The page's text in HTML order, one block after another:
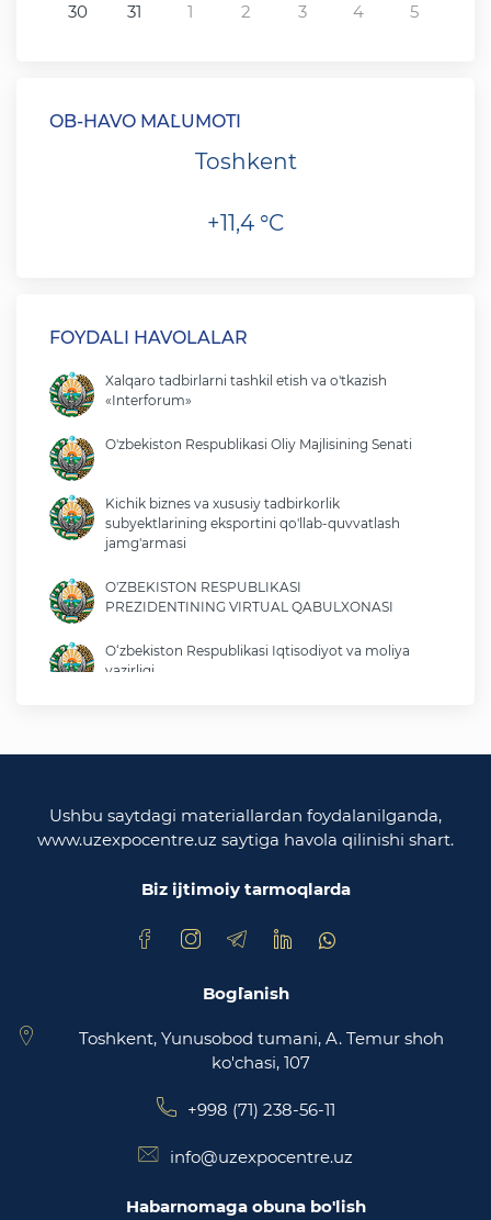
30
31 1 2 3 4 5
OB-HAVO MA`LUMOTI
Toshkent
+11,4 °C
FOYDALI HAVOLALAR
Xalqaro tadbirlarni tashkil etish va o'tkazish
«Interforum»
O'zbekiston Respublikasi Oliy Majlisining Senati
Kichik biznes va xususiy tadbirkorlik
subyektlarining eksportini qo'llab-quvvatlash
jamg'armasi
O'ZBEKISTON RESPUBLIKASI
PREZIDENTINING VIRTUAL QABULXONASI
O‘zbekiston Respublikasi Iqtisodiyot va moliya
vazirligi
O‘zbekiston Respublikasi Adliya vazirligi
Trade Uzbekistan milliy eksportbop savdo
Ushbu saytdagi materiallardan foydalanilganda,
www.uzexpocentre.uz saytiga havola qilinishi shart.
Biz ijtimoiy tarmoqlarda
Bog`lanish
Toshkent, Yunusobod tumani, A. Temur shoh
ko'chasi, 107
+998 (71) 238-56-11
info@uzexpocentre.uz
Habarnomaga obuna bo'lish